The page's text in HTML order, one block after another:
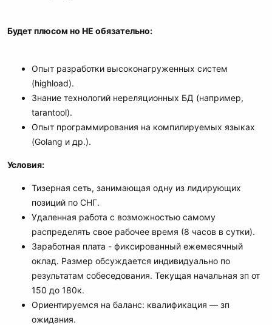
Будет плюсом но НЕ обязательно:
Опыт разработки высоконагруженных систем
(highload).
Знание технологий нереляционных БД (например,
tarantool).
Опыт программирования на компилируемых языках
(Golang и др.).
Условия:
Тизерная сеть, занимающая одну из лидирующих
позиций по СНГ.
Удаленная работа с возможностью самому
распределять свое рабочее время (8 часов в сутки).
Заработная плата - фиксированный ежемесячный
оклад. Размер обсуждается индивидуально по
результатам собеседования. Текущая начальная зп от
150 до 180к.
Ориентируемся на баланс: квалификация — зп
ожидания.